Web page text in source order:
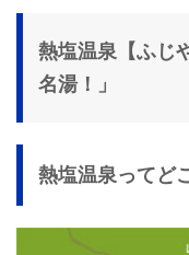
熱塩温泉【ふじ
名湯！」
熱塩温泉ってど